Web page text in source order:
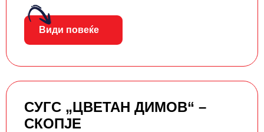
Види повеќе
СУГС „ЦВЕТАН ДИМОВ“ –
СКОПЈЕ